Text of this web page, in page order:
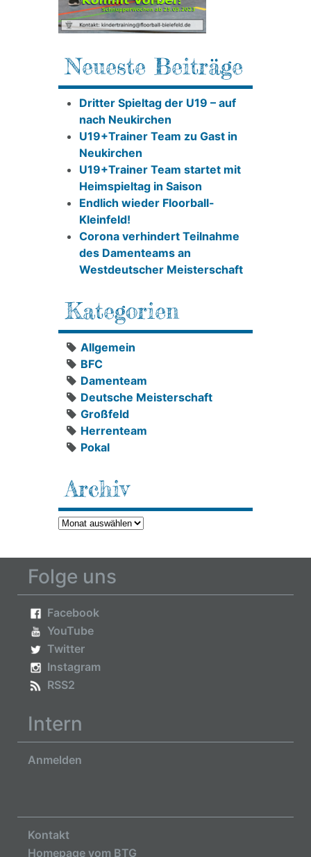
Neueste Beiträge
Dritter Spieltag der U19 – auf
nach Neukirchen
U19+Trainer Team zu Gast in
Neukirchen
U19+Trainer Team startet mit
Heimspieltag in Saison
Endlich wieder Floorball-
Kleinfeld!
Corona verhindert Teilnahme
des Damenteams an
Westdeutscher Meisterschaft
Kategorien
Allgemein
BFC
Damenteam
Deutsche Meisterschaft
Großfeld
Herrenteam
Pokal
Archiv
Archiv
Folge uns
Facebook
YouTube
Twitter
Instagram
RSS2
Intern
Anmelden
Kontakt
Homepage vom BTG